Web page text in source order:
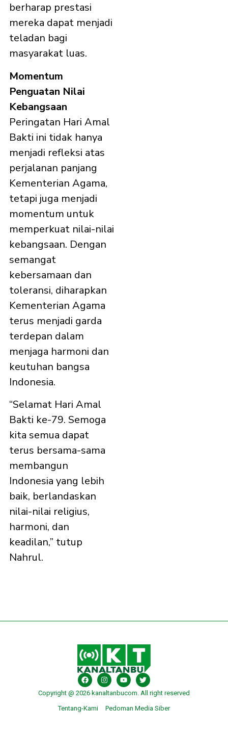
berharap prestasi
mereka dapat menjadi
teladan bagi
masyarakat luas.
Momentum
Penguatan Nilai
Kebangsaan
Peringatan Hari Amal
Bakti ini tidak hanya
menjadi refleksi atas
perjalanan panjang
Kementerian Agama,
tetapi juga menjadi
momentum untuk
memperkuat nilai-nilai
kebangsaan. Dengan
semangat
kebersamaan dan
toleransi, diharapkan
Kementerian Agama
terus menjadi garda
terdepan dalam
menjaga harmoni dan
keutuhan bangsa
Indonesia.
“Selamat Hari Amal
Bakti ke-79. Semoga
kita semua dapat
terus bersama-sama
membangun
Indonesia yang lebih
baik, berlandaskan
nilai-nilai religius,
harmoni, dan
keadilan,” tutup
Nahrul.
Copyright @ 2026 kanaltanbucom. All right reserved
Tentang-Kami
Pedoman Media Siber